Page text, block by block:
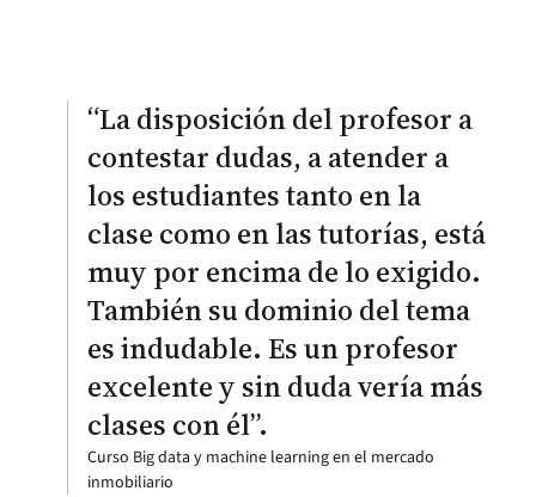
“La disposición del profesor a
contestar dudas, a atender a
los estudiantes tanto en la
clase como en las tutorías, está
muy por encima de lo exigido.
También su dominio del tema
es indudable. Es un profesor
excelente y sin duda vería más
clases con él”.
Curso Big data y machine learning en el mercado
inmobiliario